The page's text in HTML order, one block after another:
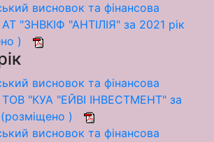
висновок та фінансова
АТ "ЗНВКІФ "АНТІЛІЯ" за 2021 рік
)
висновок та фінансова
ТОВ "КУА "ЕЙВІ ІНВЕСТМЕНТ" за
)
висновок та фінансова